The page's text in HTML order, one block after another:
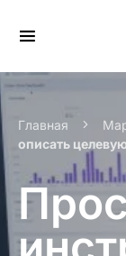
Главная
описать